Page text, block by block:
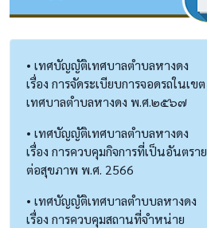
• เทศบัญญัติเทศบาลตำบลหางดง
เรื่อง การจัดระเบียบการจอดรถในเขต
เทศบาลตำบลหางดง พ.ศ.๒๕๖๗
• เทศบัญญัติเทศบาลตำบลหางดง
เรื่อง การควบคุมกิจการที่เป็นอันตราย
ต่อสุขภาพ พ.ศ. 2566
• เทศบัญญัติเทศบาลตำบบลหางดง
เรื่อง การควบคุมสถานที่จำหน่าย